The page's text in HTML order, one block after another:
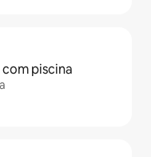
piscina